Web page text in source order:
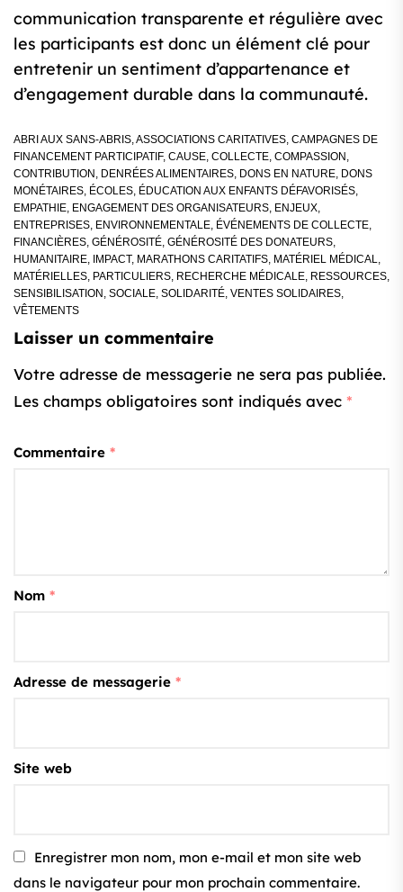
communication transparente et régulière avec
les participants est donc un élément clé pour
entretenir un sentiment d’appartenance et
d’engagement durable dans la communauté.
ABRI AUX SANS-ABRIS,ASSOCIATIONS CARITATIVES, CAMPAGNES DE
FINANCEMENT PARTICIPATIF, CAUSE, COLLECTE, COMPASSION ,
CONTRIBUTION , DENRÉES ALIMENTAIRES, DONS EN NATURE, DONS
MONÉTAIRES, ÉCOLES, ÉDUCATION AUX ENFANTS DÉFAVORISÉS,
EMPATHIE, ENGAGEMENT DES ORGANISATEURS, ENJEUX,
ENTREPRISES, ENVIRONNEMENTALE, ÉVÉNEMENTS DE COLLECTE,
FINANCIÈRES, GÉNÉROSITÉ, GÉNÉROSITÉ DES DONATEURS,
HUMANITAIRE, IMPACT, MARATHONS CARITATIFS, MATÉRIEL MÉDICAL,
MATÉRIELLES, PARTICULIERS, RECHERCHE MÉDICALE, RESSOURCES,
SENSIBILISATION , SOCIALE, SOLIDARITÉ, VENTES SOLIDAIRES,
VÊTEMENTS
Laisser un commentaire
Votre adresse de messagerie ne sera pas publiée.
Les champs obligatoires sont indiqués avec *
Commentaire *
Nom *
Adresse de messagerie *
Site web
Enregistrer mon nom, mon e-mail et mon site web
dans le navigateur pour mon prochain commentaire.